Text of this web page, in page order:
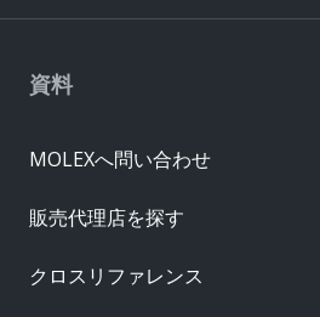
資料
MOLEXへ問い合わせ
販売代理店を探す
クロスリファレンス